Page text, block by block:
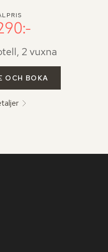
2 vuxna
OCH BOKA